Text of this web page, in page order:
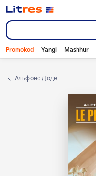
Promokod Yangi Mashhur
Альфонс Доде